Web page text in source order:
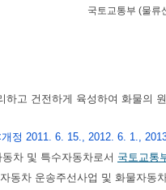
국토교통부 (물류
고 건전하게 육성하여 화물의
정 2011. 6. 15., 2012. 6. 1.,
차 및 특수자동차로서 국토교통
동차 운송주선사업 및 화물자동